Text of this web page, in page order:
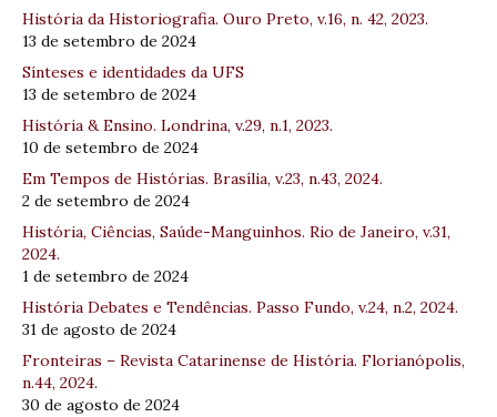
História da Historiografia. Ouro Preto, v.16, n. 42, 2023.
13 de setembro de 2024
Sínteses e identidades da UFS
13 de setembro de 2024
História & Ensino. Londrina, v.29, n.1, 2023.
10 de setembro de 2024
Em Tempos de Histórias. Brasília, v.23, n.43, 2024.
2 de setembro de 2024
História, Ciências, Saúde-Manguinhos. Rio de Janeiro, v.31,
2024.
1 de setembro de 2024
História Debates e Tendências. Passo Fundo, v.24, n.2, 2024.
31 de agosto de 2024
Fronteiras – Revista Catarinense de História. Florianópolis,
n.44, 2024.
30 de agosto de 2024